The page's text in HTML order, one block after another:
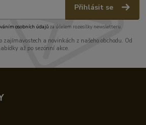
Přihlásit se
osobních údajůza účelem rozesílky newsletteru.
zajímavostech a novinkách z našeho obchodu. Od
až po sezónní akce.